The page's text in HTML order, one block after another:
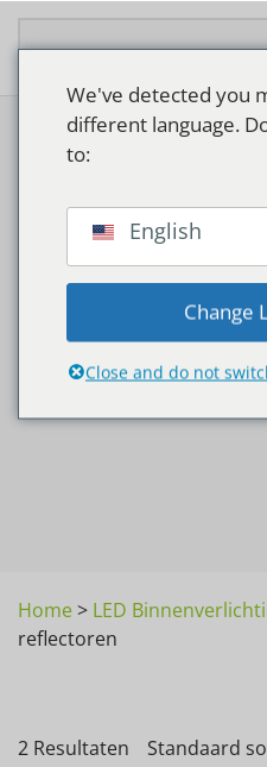
EN
Home> LED
reflectoren
2 Resultaten
We've detected you
different language.
to:
English
Change
Close and do not